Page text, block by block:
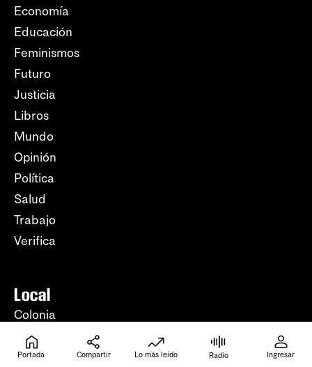
Economía
Educación
Feminismos
Futuro
Justicia
Libros
Mundo
Opinión
Política
Salud
Trabajo
Verifica
Local
Colonia
Maldonado
Paysandú
Portada Compartir Lo más leído Radio Ingresar